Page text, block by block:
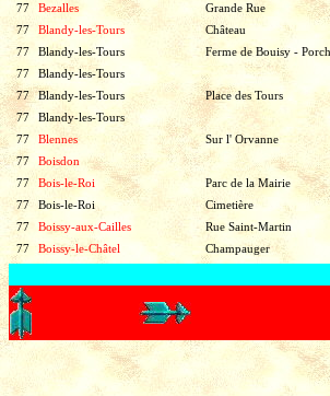
77
Bezalles Grande Rue
77
Blandy-les-Tours Château
77
Blandy-les-Tours Ferme de Bouisy -
77
Blandy-les-Tours
77
Blandy-les-Tours Place des Tours
77
Blandy-les-Tours
77
Blennes Sur l' Orvanne
77
Boisdon
77
Bois-le-Roi Parc de la Mairie
77
Bois-le-Roi Cimetière
77
Boissy-aux-Cailles Rue Saint-Martin
77
Boissy-le-Châtel Champauger